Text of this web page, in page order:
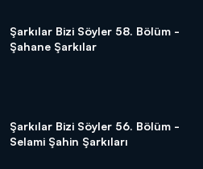
Şarkılar Bizi Söyler 58. Bölüm -
Şahane Şarkılar
Şarkılar Bizi Söyler 56. Bölüm -
Selami Şahin Şarkıları